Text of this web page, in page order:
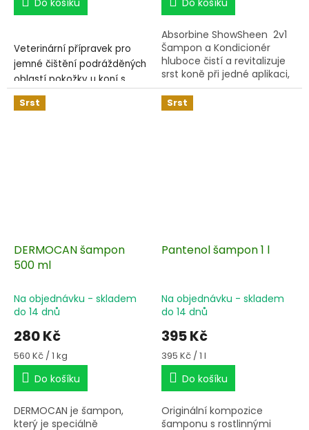
Veterinární přípravek pro
jemné čištění podrážděných
oblastí pokožky u koní s
ekzémy. S jemnými, ale
silnými bylinnými
Absorbine ShowSheen 2v1
Šampon a Kondicionér
hluboce čistí a revitalizuje
srst koně při jedné aplikaci,
bez nutnosti používání
dalšího kondicionéru. Pro-
vitaminy vyživují pokožku a
Srst
DERMOCAN šampon
500 ml
Na objednávku - skladem
do 14 dnů
280 Kč
Měrná
cena:
560 Kč / 1 kg
Do košíku
DERMOCAN je šampon,
který je speciálně
Srst
Pantenol šampon 1 l
Na objednávku - skladem
do 14 dnů
395 Kč
Měrná
cena:
395 Kč / 1 l
Do košíku
Originální kompozice
šamponu s rostlinnými